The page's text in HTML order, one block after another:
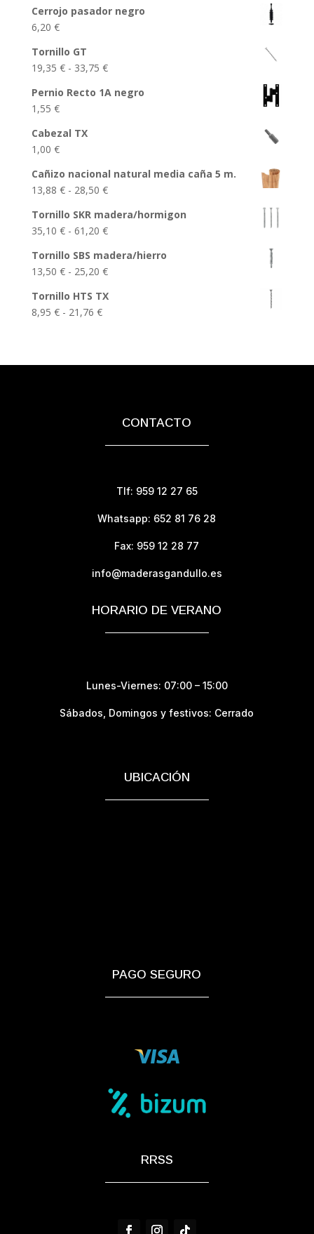
Cerrojo pasador negro
6,20 €
Tornillo GT
19,35 € - 33,75 €Rango
precios:
Pernio Recto 1A negro
1,55 €
Cabezal TX
1,00 €
Cañizo nacional natural media caña 5 m.
13,88 € - 28,50 €Rango
precios:
desde
13,88 €
hasta
Tornillo SKR madera/hormigon
35,10 € - 61,20 €Rango
precios:
desde
35,10 €
Tornillo SBS madera/hierro
13,50 € - 25,20 €Rango
precios:
25,20 €
Tornillo HTS TX
8,95 € - 21,76 €Rango
CONTACTO
Tlf: 959 12 27 65
Whatsapp: 652 81 76 28
Fax: 959 12 28 77
info@maderasgandullo.es
HORARIO DE VERANO
Lunes-Viernes: 07:00 – 15:00
Sábados, Domingos y festivos: Cerrado
UBICACIÓN
PAGO SEGURO
RRSS